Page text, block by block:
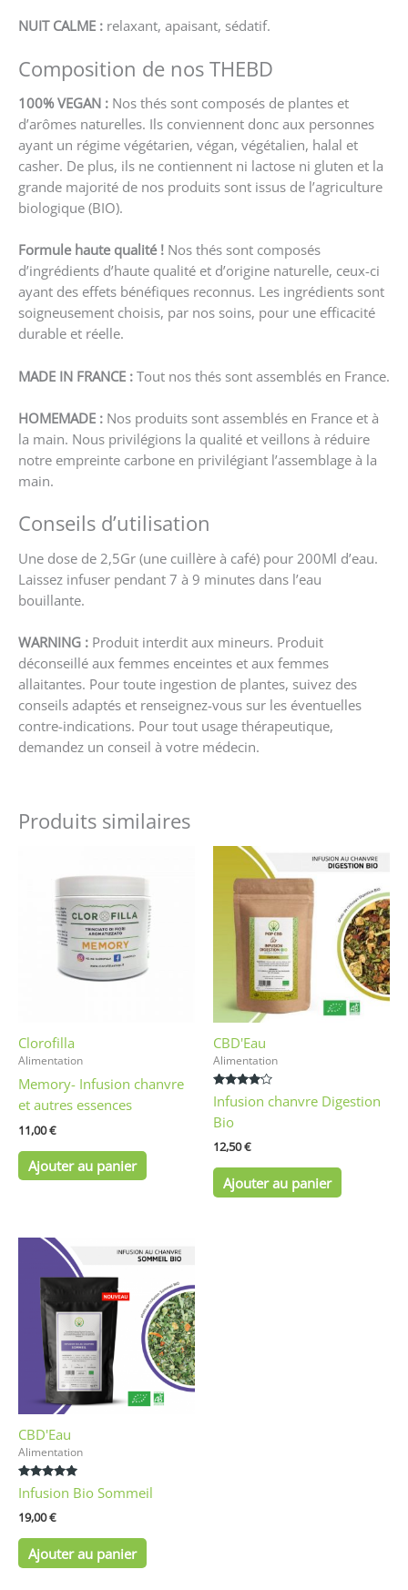
NUIT CALME : relaxant, apaisant, sédatif.
Composition de nos THEBD
100% VEGAN : Nos thés sont composés de plantes et
d’arômes naturelles. Ils conviennent donc aux personnes
ayant un régime végétarien, végan, végétalien, halal et
casher. De plus, ils ne contiennent ni lactose ni gluten et la
grande majorité de nos produits sont issus de l’agriculture
biologique (BIO).
Formule haute qualité ! Nos thés sont composés
d’ingrédients d’haute qualité et d’origine naturelle, ceux-ci
ayant des effets bénéfiques reconnus. Les ingrédients sont
soigneusement choisis, par nos soins, pour une efficacité
durable et réelle.
MADE IN FRANCE : Tout nos thés sont assemblés en France.
HOMEMADE : Nos produits sont assemblés en France et à
la main. Nous privilégions la qualité et veillons à réduire
notre empreinte carbone en privilégiant l’assemblage à la
main.
Conseils d’utilisation
Une dose de 2,5Gr (une cuillère à café) pour 200Ml d’eau.
Laissez infuser pendant 7 à 9 minutes dans l’eau
bouillante.
WARNING : Produit interdit aux mineurs. Produit
déconseillé aux femmes enceintes et aux femmes
allaitantes. Pour toute ingestion de plantes, suivez des
conseils adaptés et renseignez-vous sur les éventuelles
contre-indications. Pour tout usage thérapeutique,
demandez un conseil à votre médecin.
Produits similaires
Clorofilla
Alimentation
Memory- Infusion chanvre
et autres essences
11,00€
Ajouter au panier
CBD'Eau
Alimentation
Note
4.00
sur 5
Infusion chanvre Digestion
Bio
12,50€
Ajouter au panier
CBD'Eau
Alimentation
Note
5.00
Infusion Bio Sommeil
19,00€
Ajouter au panier